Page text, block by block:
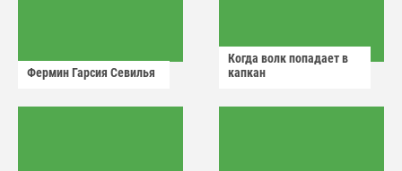
Фермин Гарсия Севилья
Когда волк попадает в
капкан